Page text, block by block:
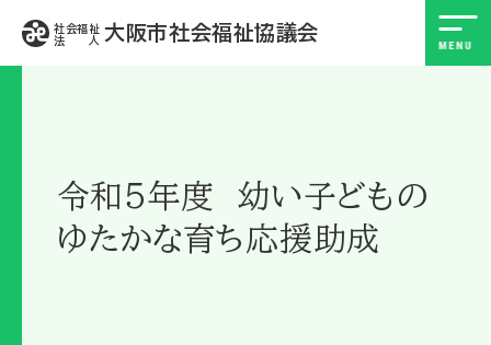
社会福祉
法 人
大阪市社会福祉協議会
令和５年度 幼い子どもの
ゆたかな育ち応援助成